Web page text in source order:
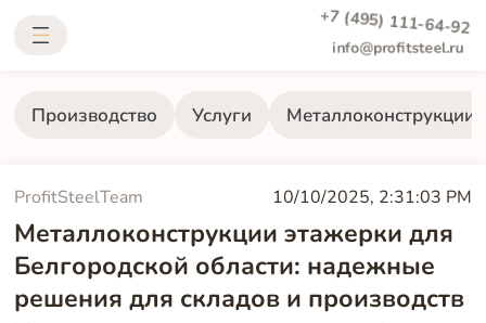
+7 (495) 111-64-92
info@profitsteel.ru
Производство Услуги Металлоконструкции
ProfitSteelTeam 10/10/2025, 2:31:03 PM
Металлоконструкции этажерки для
Белгородской области: надежные
решения для складов и производств